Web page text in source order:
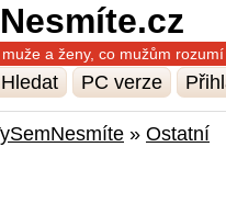
Nesmíte.cz
a ženy, co mužům rozumí
Hledat PC verze
» Ostatní